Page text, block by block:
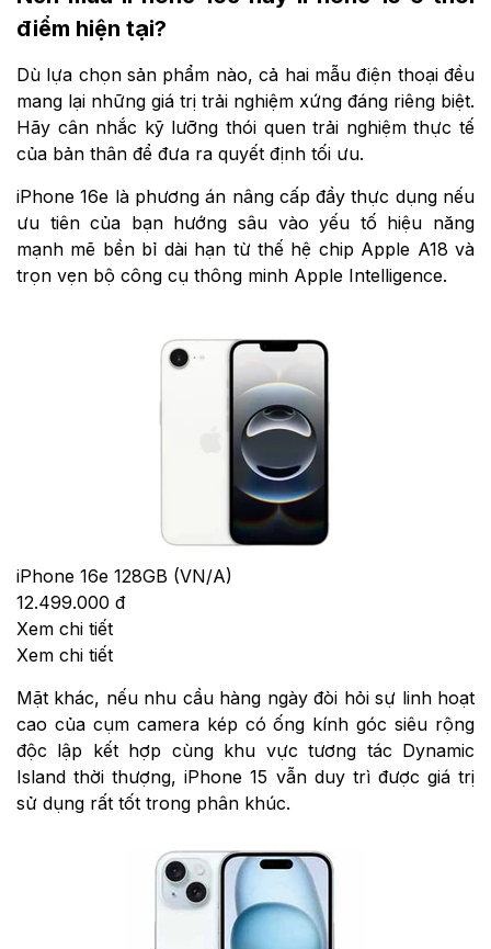
điểm hiện tại?
Dù lựa chọn sản phẩm nào, cả hai mẫu điện thoại đều
mang lại những giá trị trải nghiệm xứng đáng riêng biệt.
Hãy cân nhắc kỹ lưỡng thói quen trải nghiệm thực tế
của bản thân để đưa ra quyết định tối ưu.
iPhone 16e là phương án nâng cấp đầy thực dụng nếu
ưu tiên của bạn hướng sâu vào yếu tố hiệu năng
mạnh mẽ bền bỉ dài hạn từ thế hệ chip Apple A18 và
trọn vẹn bộ công cụ thông minh Apple Intelligence.
iPhone 16e 128GB (VN/A)
12.499.000 đ
Xem chi tiết
Xem chi tiết
Mặt khác, nếu nhu cầu hàng ngày đòi hỏi sự linh hoạt
cao của cụm camera kép có ống kính góc siêu rộng
độc lập kết hợp cùng khu vực tương tác Dynamic
Island thời thượng, iPhone 15 vẫn duy trì được giá trị
sử dụng rất tốt trong phân khúc.